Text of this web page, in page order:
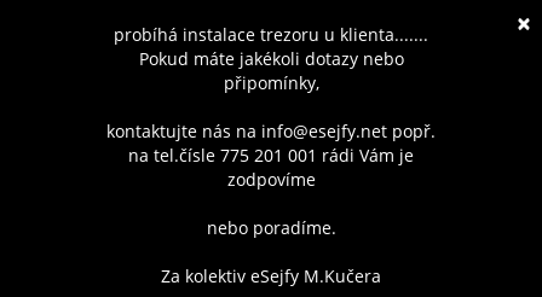
×
probíhá instalace trezoru u klienta.......
Pokud máte jakékoli dotazy nebo
připomínky,
kontaktujte nás na info@esejfy.net popř.
na tel.čísle 775 201 001 rádi Vám je
zodpovíme
nebo poradíme.
Za kolektiv eSejfy M.Kučera